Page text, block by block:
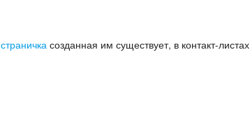
страничкасозданная им существует, в контакт-листах